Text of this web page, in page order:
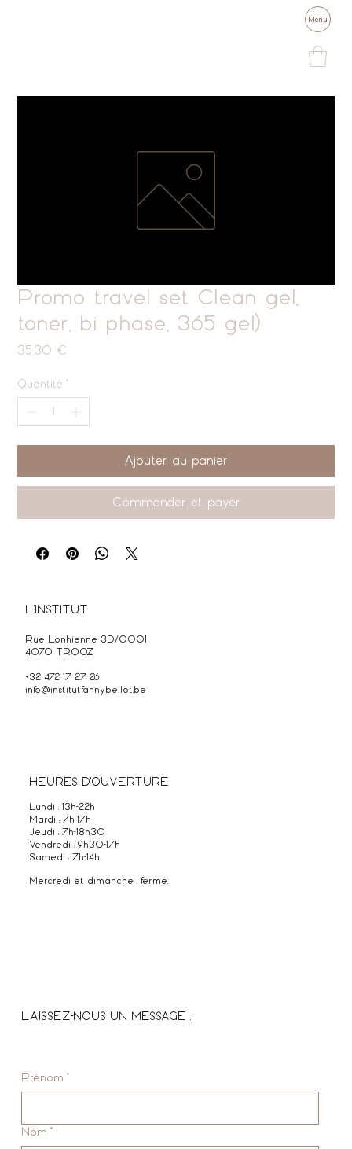
Menu
Promo travel set Clean gel,
toner, bi phase, 365 gel)
35,30 €
Quantité
Ajouter au panier
Commander et payer
L'INSTITUT
Rue Lonhienne 3D/0001
4070 TROOZ
+32 472 17 27 26
info@institutfannybellot.be
HEURES D'OUVERTURE
Lundi : 13h-22h
Mardi : 7h-17h
Jeudi : 7h-18h30
Vendredi : 9h30-17h
Samedi : 7h-14h
Mercredi et dimanche : fermé.
LAISSEZ-NOUS UN MESSAGE :
Prénom *
Nom *